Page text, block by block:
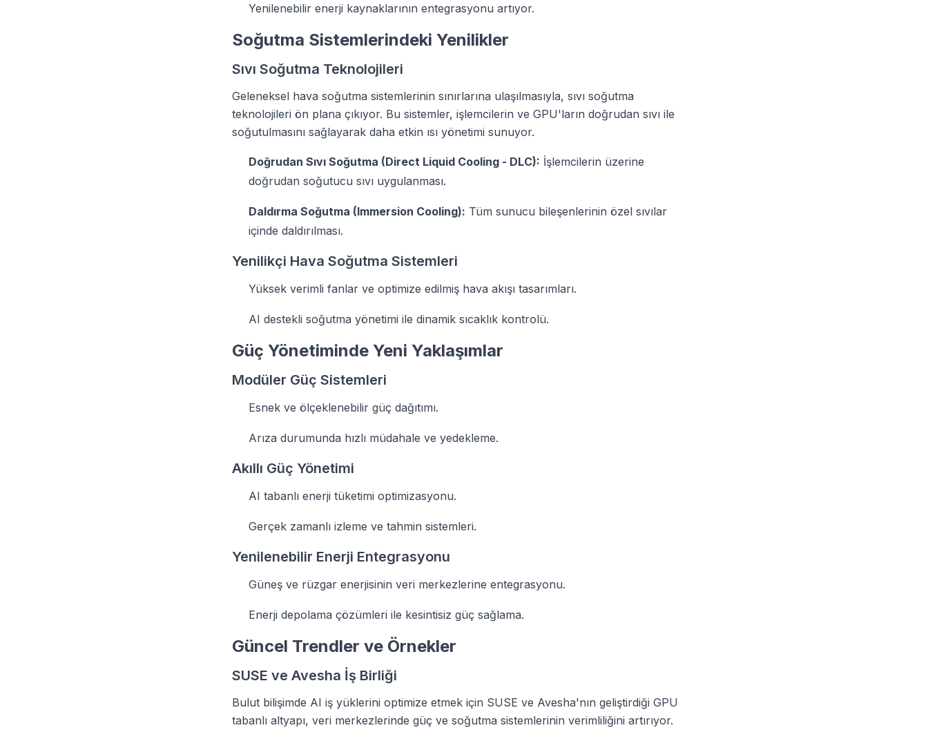
Yenilenebilir enerji kaynaklarının entegrasyonu artıyor.
Soğutma Sistemlerindeki Yenilikler
Sıvı Soğutma Teknolojileri
Geleneksel hava soğutma sistemlerinin sınırlarına ulaşılmasıyla, sıvı soğutma
teknolojileri ön plana çıkıyor. Bu sistemler, işlemcilerin ve GPU'ların doğrudan sıvı ile
soğutulmasını sağlayarak daha etkin ısı yönetimi sunuyor.
Doğrudan Sıvı Soğutma (Direct Liquid Cooling - DLC): İşlemcilerin üzerine
doğrudan soğutucu sıvı uygulanması.
Daldırma Soğutma (Immersion Cooling): Tüm sunucu bileşenlerinin özel sıvılar
içinde daldırılması.
Yenilikçi Hava Soğutma Sistemleri
Yüksek verimli fanlar ve optimize edilmiş hava akışı tasarımları.
AI destekli soğutma yönetimi ile dinamik sıcaklık kontrolü.
Güç Yönetiminde Yeni Yaklaşımlar
Modüler Güç Sistemleri
Esnek ve ölçeklenebilir güç dağıtımı.
Arıza durumunda hızlı müdahale ve yedekleme.
Akıllı Güç Yönetimi
AI tabanlı enerji tüketimi optimizasyonu.
Gerçek zamanlı izleme ve tahmin sistemleri.
Yenilenebilir Enerji Entegrasyonu
Güneş ve rüzgar enerjisinin veri merkezlerine entegrasyonu.
Enerji depolama çözümleri ile kesintisiz güç sağlama.
Güncel Trendler ve Örnekler
SUSE ve Avesha İş Birliği
Bulut bilişimde AI iş yüklerini optimize etmek için SUSE ve Avesha'nın geliştirdiği GPU
tabanlı altyapı, veri merkezlerinde güç ve soğutma sistemlerinin verimliliğini artırıyor.